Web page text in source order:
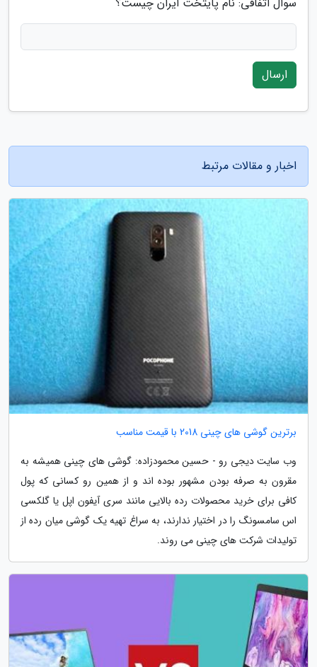
ارسال
اخبار و مقالات مرتبط
برترین گوشی های چینی 2018 با قیمت مناسب
وب سایت دیجی رو - حسین محمودزاده: گوشی های چینی همیشه به
مقرون به صرفه بودن مشهور بوده اند و از همین رو کسانی که پول
کافی برای خرید محصولات رده بالایی مانند سری آیفون اپل یا گلکسی
اس سامسونگ را در اختیار ندارند، به سراغ تهیه یک گوشی میان رده از
تولیدات شرکت های چینی می روند.